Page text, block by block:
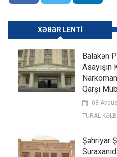
XƏBƏR LENTI
Balakən
Asayişin
Qarşı
08
TURAL
Şəhriyar